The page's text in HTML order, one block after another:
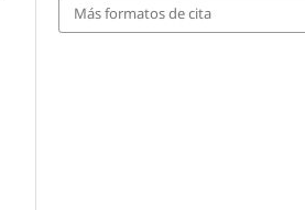
Más formatos de cita